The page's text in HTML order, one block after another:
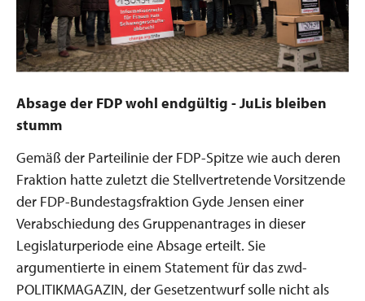
Absage der FDP wohl endgültig - JuLis bleiben
stumm
Gemäß der Parteilinie der FDP-Spitze wie auch deren
Fraktion hatte zuletzt die Stellvertretende Vorsitzende
der FDP-Bundestagsfraktion Gyde Jensen einer
Verabschiedung des Gruppenantrages in dieser
Legislaturperiode eine Absage erteilt. Sie
argumentierte in einem Statement für das zwd-
POLITIKMAGAZIN, der Gesetzentwurf solle nicht als